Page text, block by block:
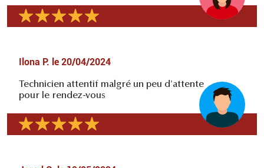
Ilona P. le 20/04/2024
Technicien attentif malgré un peu d'attente
pour le rendez-vous